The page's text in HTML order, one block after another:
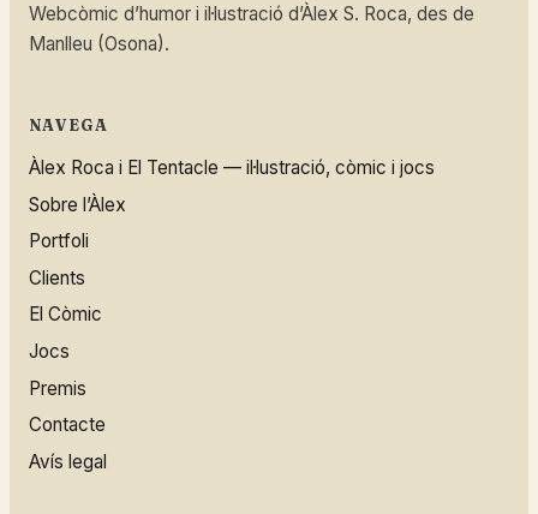
Webcòmic d’humor i il·lustració d’Àlex S. Roca, des de
Manlleu (Osona).
NAVEGA
Àlex Roca i El Tentacle — il·lustració, còmic i jocs
Sobre l’Àlex
Portfoli
Clients
El Còmic
Jocs
Premis
Contacte
Avís legal